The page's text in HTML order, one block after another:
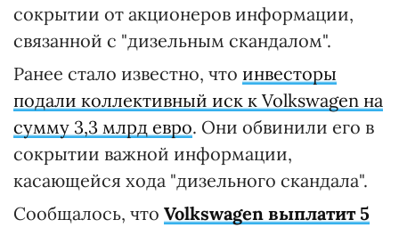
сокрытии от акционеров информации,
связанной с "дизельным скандалом".
Ранее стало известно, что инвесторы
подали коллективный иск к Volkswagen на
сумму 3,3 млрд евро. Они обвинили его в
сокрытии важной информации,
касающейся хода "дизельного скандала".
Cообщалось, что Volkswagen выплатит 5